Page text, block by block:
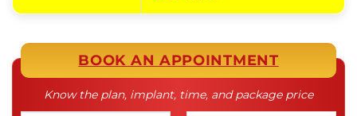
BOOK AN APPOINTMENT
Know the plan, implant, time, and package price